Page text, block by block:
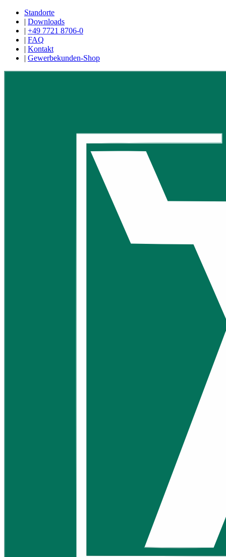
Standorte
| Downloads
| +49 7721 8706-0
| FAQ
| Kontakt
| Gewerbekunden-Shop